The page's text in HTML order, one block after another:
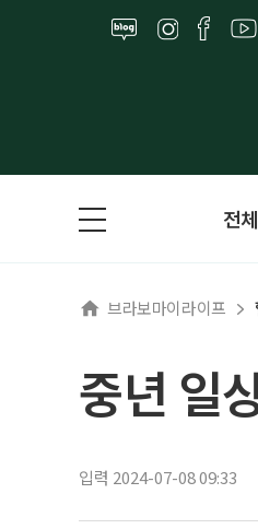
전
브라보마이라이프
중년 일
입력 2024-07-08 09:33